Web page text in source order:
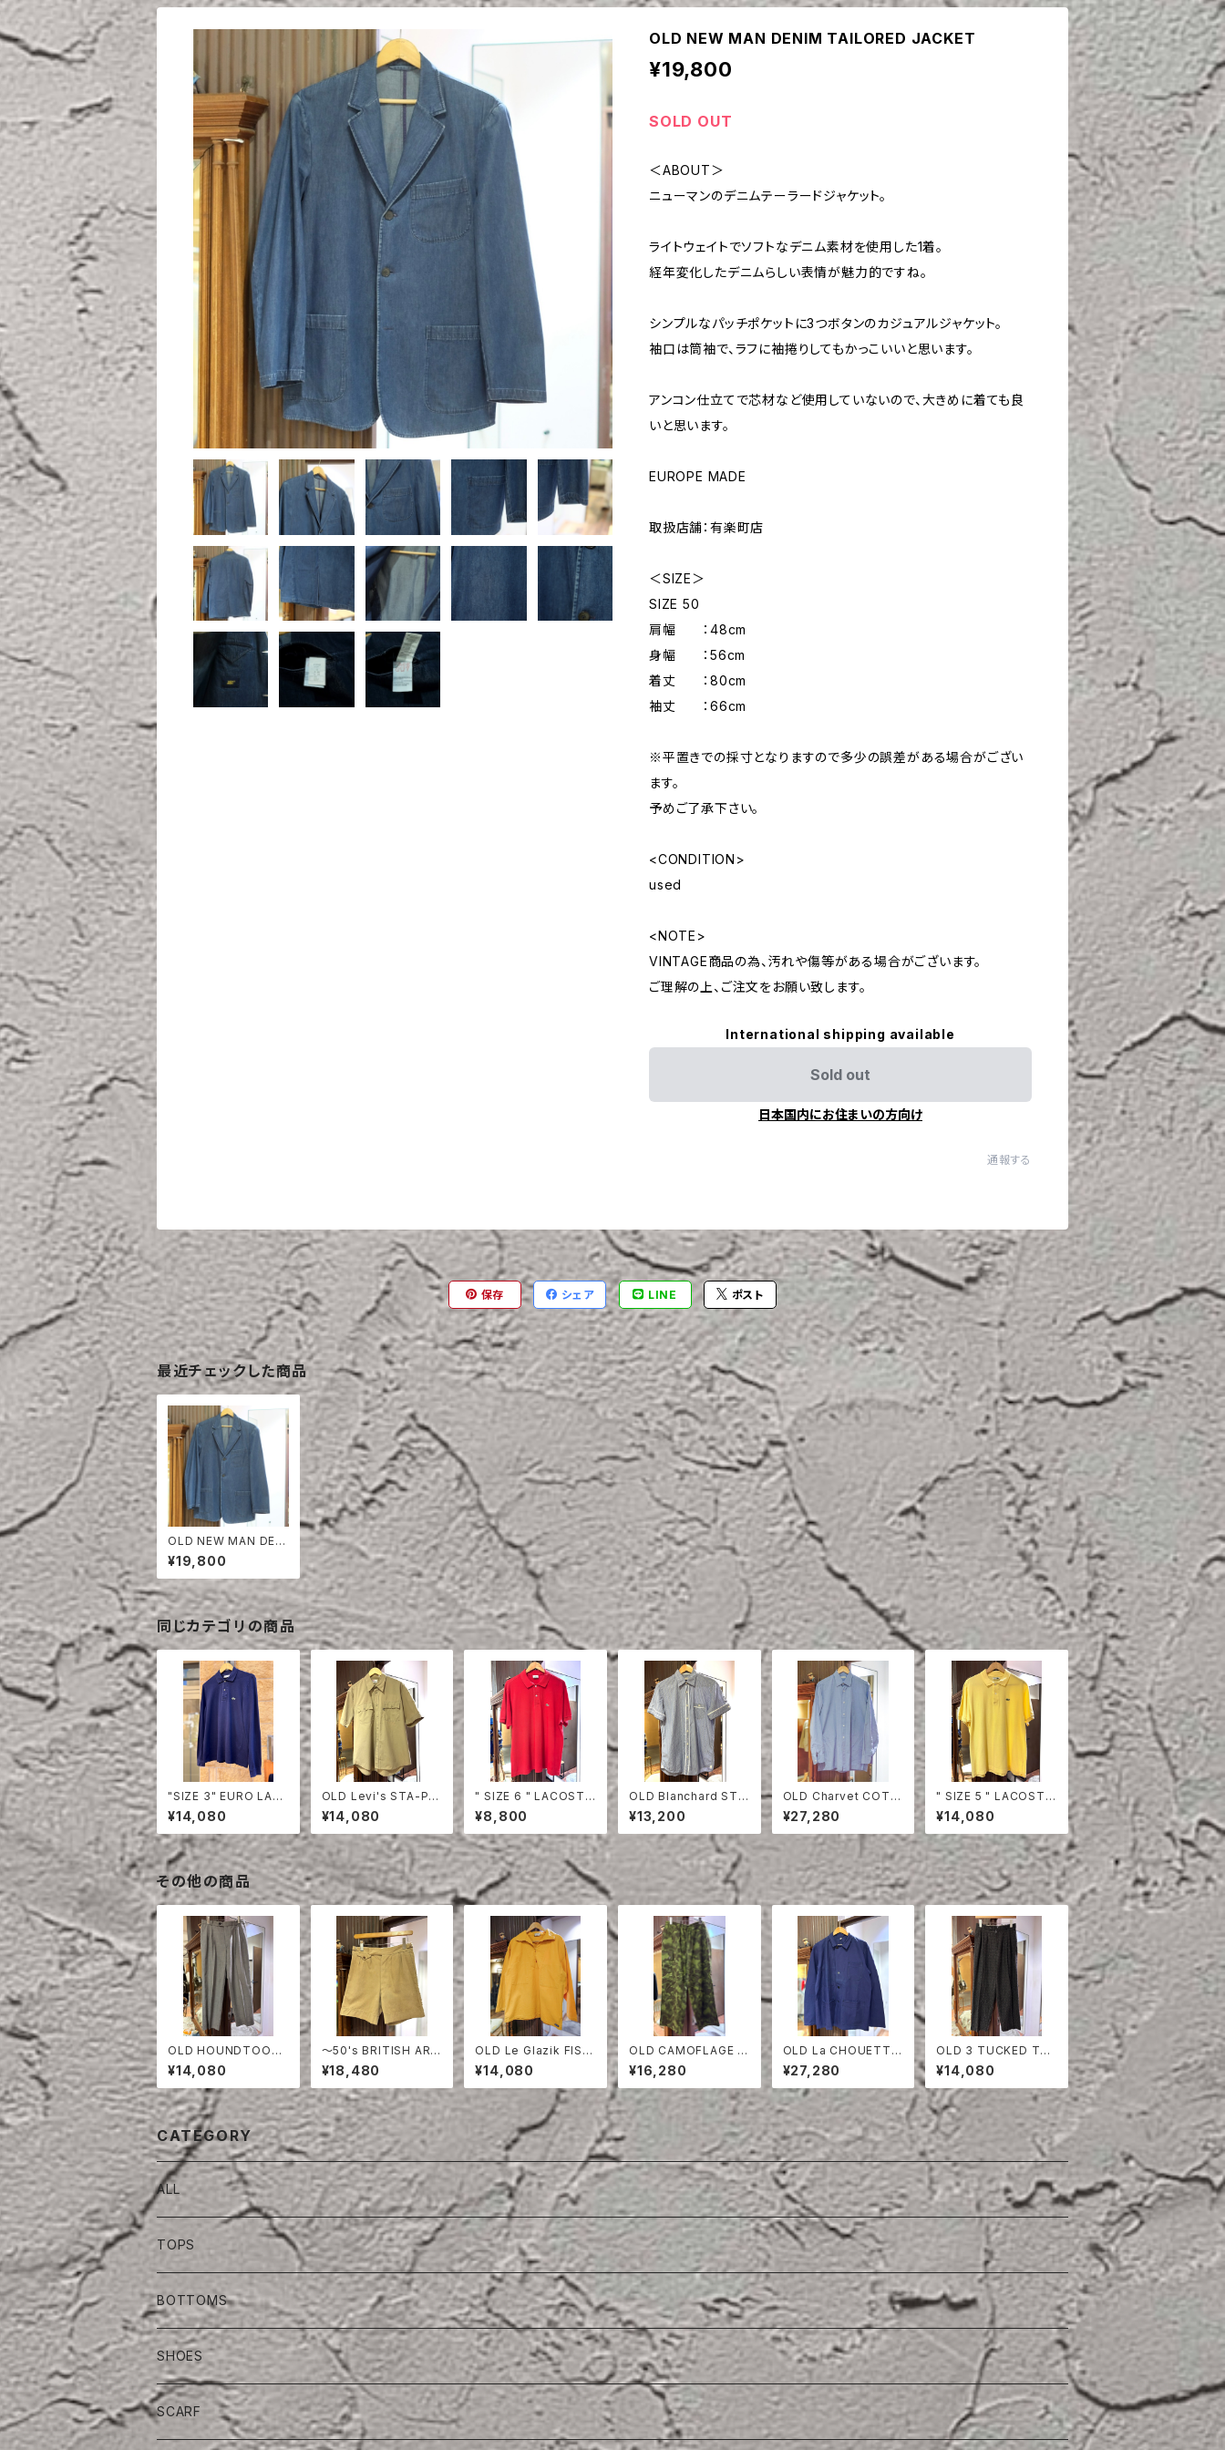
OLD NEW MAN DENIM TAILORED JACKET
¥19,800
SOLD OUT
＜ABOUT＞
ニューマンのデニムテーラードジャケット。
ライトウェイトでソフトなデニム素材を使用した1着。
経年変化したデニムらしい表情が魅力的ですね。
シンプルなパッチポケットに3つボタンのカジュアルジャケット。
袖口は筒袖で、ラフに袖捲りしてもかっこいいと思います。
アンコン仕立てで芯材など使用していないので、大きめに着ても良
いと思います。
EUROPE MADE
取扱店舗：有楽町店
＜SIZE＞
SIZE 50
肩幅 ：48cm
身幅 ：56cm
着丈 ：80cm
袖丈 ：66cm
※平置きでの採寸となりますので多少の誤差がある場合がござい
ます。
予めご了承下さい。
<CONDITION>
used
<NOTE>
VINTAGE商品の為、汚れや傷等がある場合がございます。
ご理解の上、ご注文をお願い致します。
International shipping available
Sold out
日本国内にお住まいの方向け
通報する
保存 シェア LINE ポスト
最近チェックした商品
OLD NEW MAN DENI
M TAILORED JACKE
T
¥19,800
同じカテゴリの商品
"SIZE 3" EURO LAC
OSTE POLO SHIRT
LONG SLEEVE
¥14,080
OLD Levi's STA-PR
EST HALF SLEEVE S
HIRT
¥14,080
" SIZE 6 " LACOSTE
POLO SHIRT RED
¥8,800
OLD Blanchard STRI
PE COTTON HALF S
LEEVE SHIRT
¥13,200
OLD Charvet COTT
ON SHIRT
¥27,280
" SIZE 5 " LACOSTE
POLO SHIRT YELLO
W
¥14,080
その他の商品
OLD HOUNDTOOT
H TWO TUCK TROU
SERS
¥14,080
〜50's BRITISH ARM
Y COTTON SHORT
S
¥18,480
OLD Le Glazik FISH
ERMAN SMOCK
¥14,080
OLD CAMOFLAGE O
VER PANTS
¥16,280
OLD La CHOUETTE
COTTON TWILL JA
CKET DEAD STOCK
¥27,280
OLD 3 TUCKED TR
OUSERS
¥14,080
CATEGORY
ALL
TOPS
BOTTOMS
SHOES
SCARF